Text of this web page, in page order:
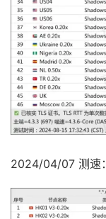
2024/04/07 测速：